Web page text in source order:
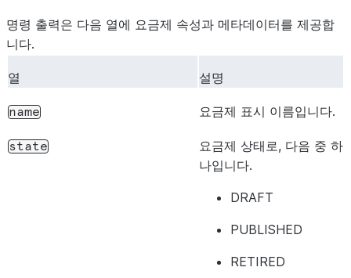
명령 출력은 다음 열에 요금제 속성과 메타데이터를 제공합
니다.
열 설명
name 요금제 표시 이름입니다.
state
요금제 상태로, 다음 중 하
나입니다.
DRAFT
PUBLISHED
RETIRED